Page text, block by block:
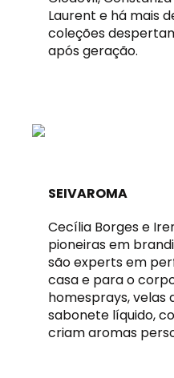
Laurent e há mais
coleções
após geração.
SEIVAROMA
Cecília Borges e
pioneiras em
são experts em
casa e para o
homesprays, velas
sabonete líquido,
criam aromas